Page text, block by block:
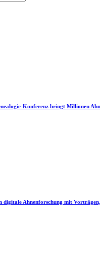
Konferenz bringt Millionen
digitale Ahnenforschung mit